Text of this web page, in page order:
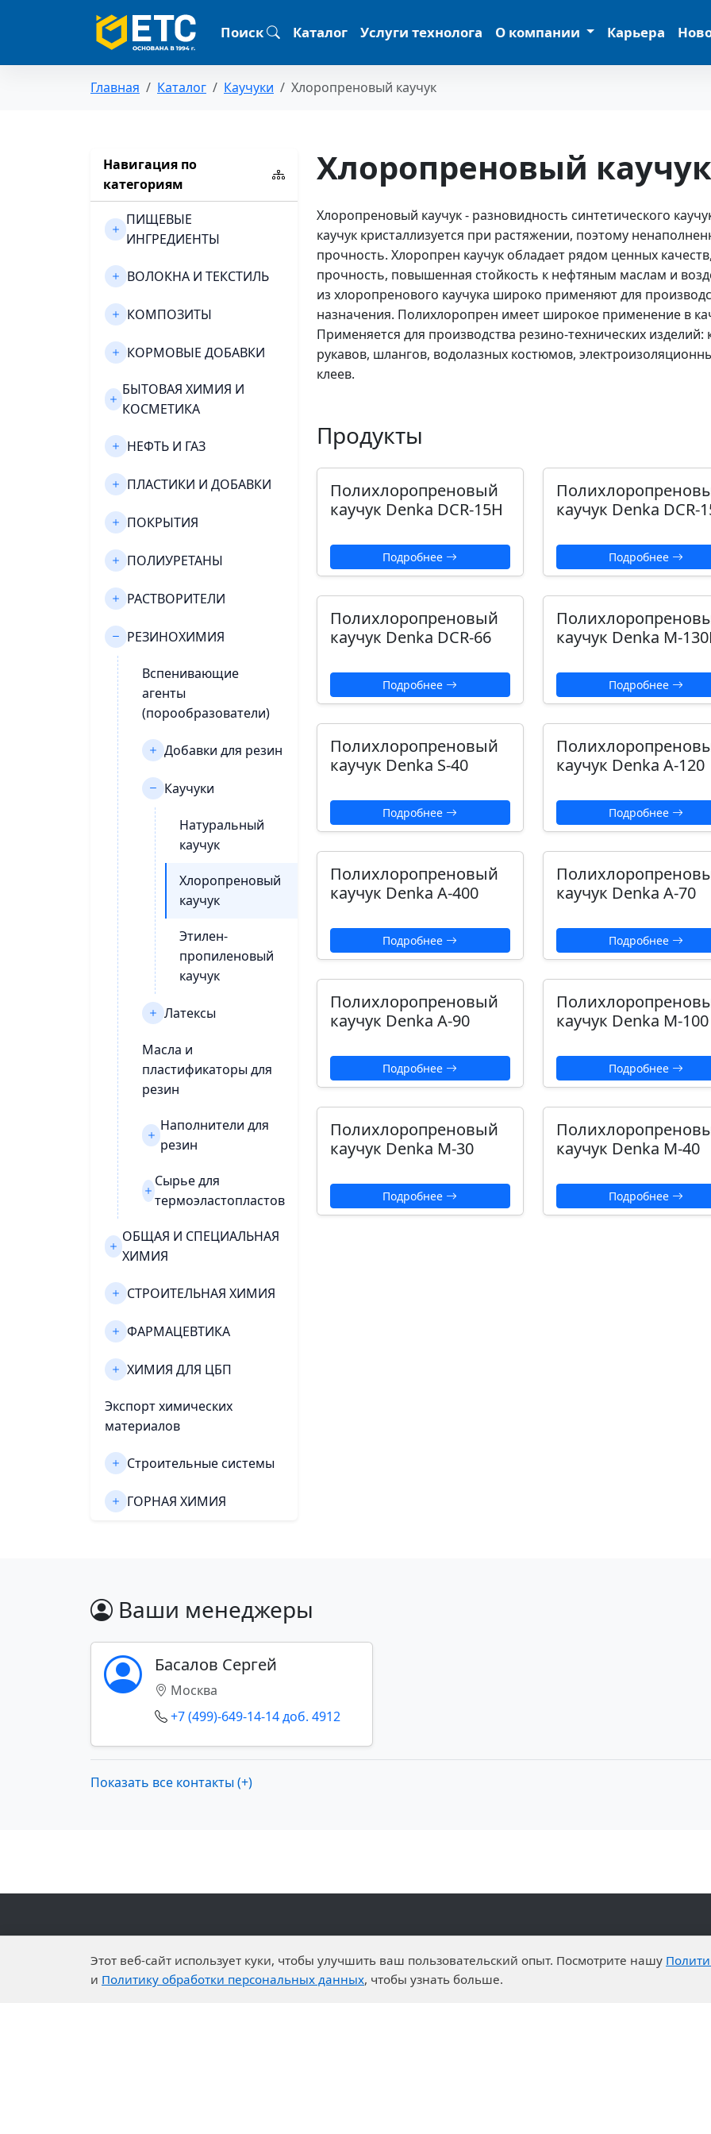
Поиск Каталог Услуги технолога О компании Карьера
Главная Каталог Каучуки Хлоропреновый каучук
Навигация по
категориям
ПИЩЕВЫЕ
ИНГРЕДИЕНТЫ
ВОЛОКНА И ТЕКСТИЛЬ
КОМПОЗИТЫ
КОРМОВЫЕ ДОБАВКИ
БЫТОВАЯ ХИМИЯ И
КОСМЕТИКА
НЕФТЬ И ГАЗ
ПЛАСТИКИ И ДОБАВКИ
ПОКРЫТИЯ
ПОЛИУРЕТАНЫ
РАСТВОРИТЕЛИ
РЕЗИНОХИМИЯ
Вспенивающие
агенты
(порообразователи)
Добавки для резин
Каучуки
Натуральный
каучук
Хлоропреновый
каучук
Этилен-
пропиленовый
каучук
Латексы
Масла и
пластификаторы для
резин
Наполнители для
резин
Сырье для
термоэластопластов
ОБЩАЯ И СПЕЦИАЛЬНАЯ
ХИМИЯ
СТРОИТЕЛЬНАЯ ХИМИЯ
ФАРМАЦЕВТИКА
ХИМИЯ ДЛЯ ЦБП
Экспорт химических
материалов
Строительные системы
ГОРНАЯ ХИМИЯ
Хлоропреновый каучук
Хлоропреновый каучук - разновидность синтетического
каучук кристаллизуется при растяжении, поэтому
прочность. Хлоропрен каучук обладает рядом ценных
прочность, повышенная стойкость к нефтяным маслам и
из хлоропренового каучука широко применяют для
назначения. Полихлоропрен имеет широкое применение в
Применяется для производства резино-технических
рукавов, шлангов, водолазных костюмов,
клеев.
Продукты
Полихлоропреновый
каучук Denka DCR-15H
Подробнее
каучук Denka DCR-
Подробнее
Полихлоропреновый
каучук Denka DCR-66
Подробнее
каучук Denka M-
Подробнее
Полихлоропреновый
каучук Denka S-40
Подробнее
каучук Denka А-120
Подробнее
Полихлоропреновый
каучук Denka А-400
Подробнее
каучук Denka А-70
Подробнее
Полихлоропреновый
каучук Denka А-90
Подробнее
каучук Denka М-100
Подробнее
Полихлоропреновый
каучук Denka М-30
Подробнее
каучук Denka М-40
Подробнее
Ваши менеджеры
Басалов Сергей
Москва
+7 (499)-649-14-14 доб. 4912
Показать все контакты (+)
Компания
О нас
Наши преимущества
Научно-технический центр
События
Этот веб-сайт использует куки, чтобы улучшить ваш пользовательский опыт. Посмотрите нашу
и Политику обработки персональных данных, чтобы узнать больше.